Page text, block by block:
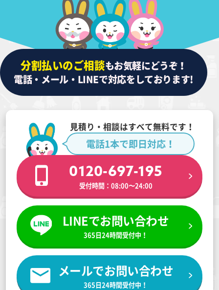
分割払いのご相談もお気軽にどうぞ！
電話・メール・LINEで対応をしております!
見積り・相談はすべて無料です！
電話1本で即日対応！
0120-697-195
受付時間：08:00〜24:00
LINEでお問い合わせ
365日24時間受付中！
メールでお問い合わせ
365日24時間受付中！